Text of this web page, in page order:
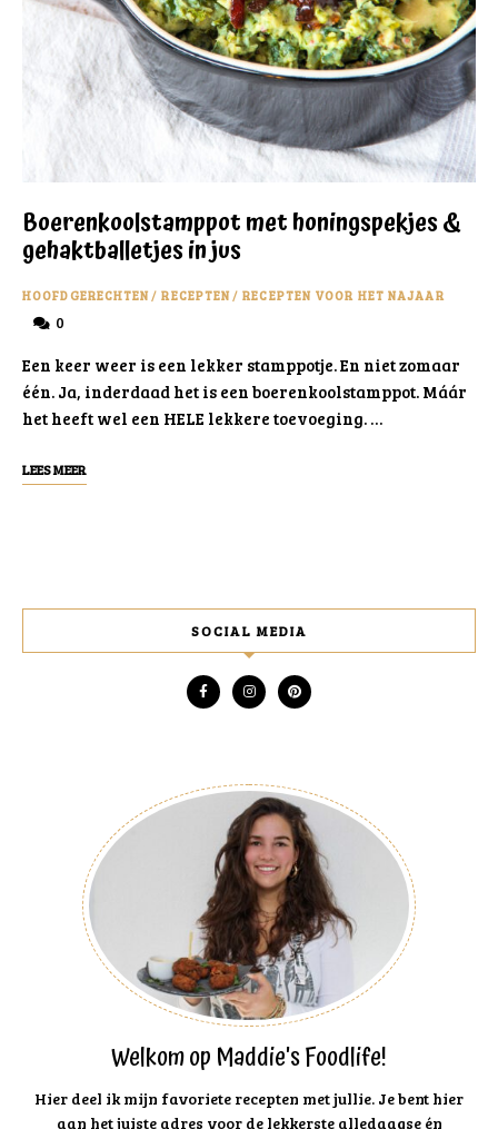
Boerenkoolstamppot met honingspekjes &
gehaktballetjes in jus
HOOFDGERECHTEN/ RECEPTEN/ RECEPTEN VOOR HET NAJAAR
0
Een keer weer is een lekker stamppotje. En niet zomaar
één. Ja, inderdaad het is een boerenkoolstamppot. Máár
het heeft wel een HELE lekkere toevoeging. …
LEES MEER
SOCIAL MEDIA
Welkom op Maddie's Foodlife!
Hier deel ik mijn favoriete recepten met jullie. Je bent hier
aan het juiste adres voor de lekkerste alledaagse én